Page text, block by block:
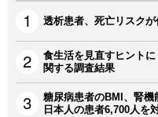
透析患者、死亡リスクが
食生活を見直すヒント
関する調査結果
糖尿病患者のBMI、腎機
日本人の患者6,700人を